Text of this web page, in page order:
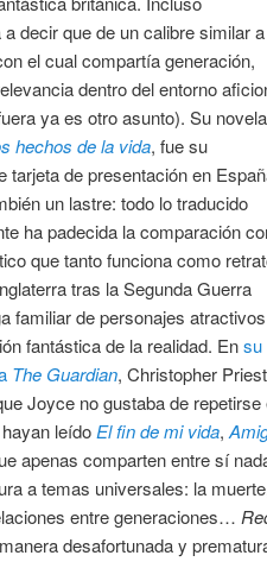
decir que de un calibre similar
el cual compartía generación,
dentro del entorno
ya es otro asunto). Su
hechos de la vida, fue su
tarjeta de presentación en
un lastre: todo lo traducido
ha padecida la comparación
que tanto funciona como
tras la Segunda Guerra
familiar de personajes
fantástica de la realidad. Ensu
The Guardian, Christopher Priest
Joyce no gustaba de
leído El fin de mi vida,
apenas comparten entre sí
a temas universales: la
entre generaciones…
desafortunada y